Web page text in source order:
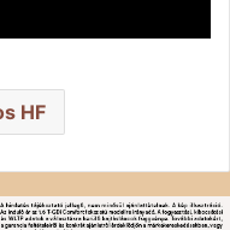
HF